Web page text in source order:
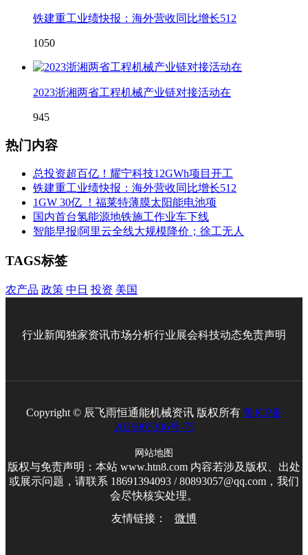
铁建重工业绩快报：海外营收同比增长512
1050
2023浙湘两省工程机械产业链对接活动在
945
热门内容
总投资超百亿！耀宁科技12GWh项目开工
铁建重工业绩快报：海外营收同比增长512
1GW 30亿 ！福莱特薄膜太阳能电池项
国内首台氢能源地铁施工作业车下线
智能早报|阿里云全线大规模降价；徐工无人
TAGS标签
农产品 政策 中日 投资 美国
行业新闻独家资讯市场分析行业展会科技动态免责声明
Copyright © 辰飞雨恒通能机械资讯 版权所有 鲁ICP备
2026005306号-75
网站地图
版权与免责声明：本站 www.htn8.com 内容若涉及版权、出处
或展示问题，请联系 18691394093 / 80893057@qq.com，我们
会尽快核实处理。
友情链接：
微博